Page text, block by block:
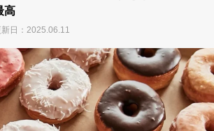
高
日：2025.06.11